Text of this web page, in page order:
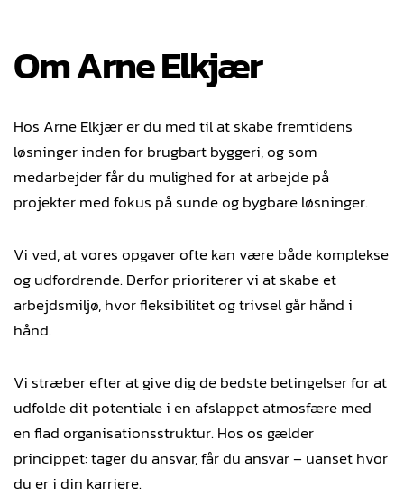
Om Arne Elkjær
Hos Arne Elkjær er du med til at skabe fremtidens
løsninger inden for brugbart byggeri, og som
medarbejder får du mulighed for at arbejde på
projekter med fokus på sunde og bygbare løsninger.
Vi ved, at vores opgaver ofte kan være både komplekse
og udfordrende. Derfor prioriterer vi at skabe et
arbejdsmiljø, hvor fleksibilitet og trivsel går hånd i
hånd.
Vi stræber efter at give dig de bedste betingelser for at
udfolde dit potentiale i en afslappet atmosfære med
en flad organisationsstruktur. Hos os gælder
princippet: tager du ansvar, får du ansvar – uanset hvor
du er i din karriere.